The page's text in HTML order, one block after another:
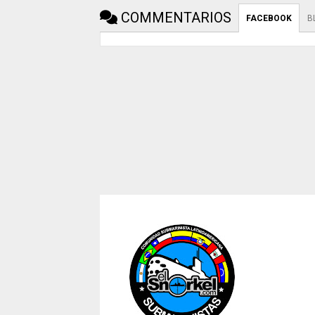
COMMENTARIOS FACEBOOK